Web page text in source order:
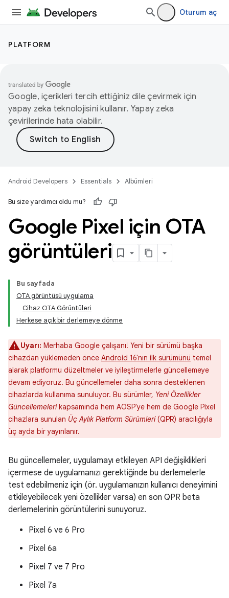
Oturum aç
PLATFORM
Google, içerikleri tercih ettiğiniz dile çevirmek için
yapay zeka teknolojisini kullanır. Yapay zeka
çevirilerinde hata olabilir.
Android Developers Essentials Albümleri
Bu size yardımcı oldu mu?
Google Pixel için OTA
görüntüleri
Bu sayfada
OTA görüntüsü uygulama
Cihaz OTA Görüntüleri
Herkese açık bir derlemeye dönme
Uyarı: Merhaba Google çalışanı! Yeni bir sürümü başka
cihazdan yüklemeden önce Android 16'nın ilk sürümünü temel
alarak platformu düzeltmeler ve iyileştirmelerle güncellemeye
devam ediyoruz. Bu güncellemeler daha sonra desteklenen
cihazlarda kullanıma sunuluyor. Bu sürümler, Yeni Özellikler
Güncellemelerikapsamında hem AOSP'ye hem de Google Pixel
cihazlara sunulan Üç Aylık Platform Sürümleri(QPR) aracılığıyla
üç ayda bir yayınlanır.
Bu güncellemeler, uygulamayı etkileyen API değişiklikleri
içermese de uygulamanızı gerektiğinde bu derlemelerle
test edebilmeniz için (ör. uygulamanızın kullanıcı deneyimini
etkileyebilecek yeni özellikler varsa) en son QPR beta
derlemelerinin görüntülerini sunuyoruz.
Pixel 6 ve 6 Pro
Pixel 6a
Pixel 7 ve 7 Pro
Pixel 7a